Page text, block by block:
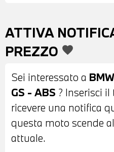
CAVALLETTO
PELLE NERA -
DIGITALE -
ASSISTENTE AL
POSSIBILITA' DI
DI FINANZIAMENTO
L'INTERO IMPORTO
ATTIVA
PREZZO favorite
Sei interessato a
GS - ABS ? Inserisci
ricevere una notifica
questa moto scende
attuale.